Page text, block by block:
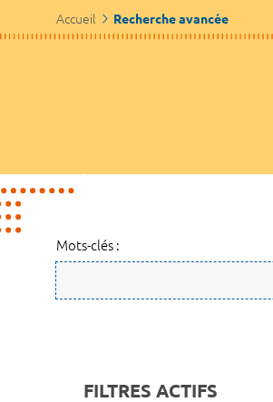
Accueil Recherche avancée
Mots-clés :
FILTRES ACTIFS